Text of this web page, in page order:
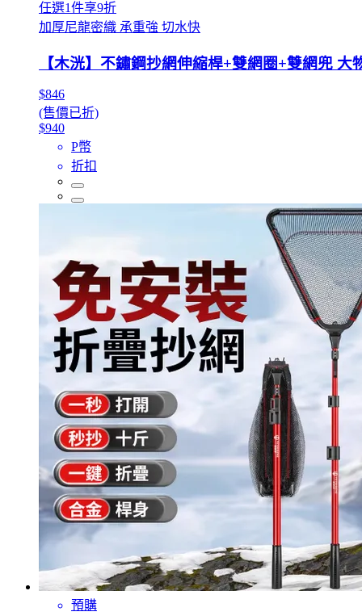
任選1件享9折
加厚尼龍密織 承重強 切水快
【木洸】不鏽鋼抄網伸縮桿+雙網圈+雙網兜
$846
(售價已折)
$940
P幣
折扣
預購